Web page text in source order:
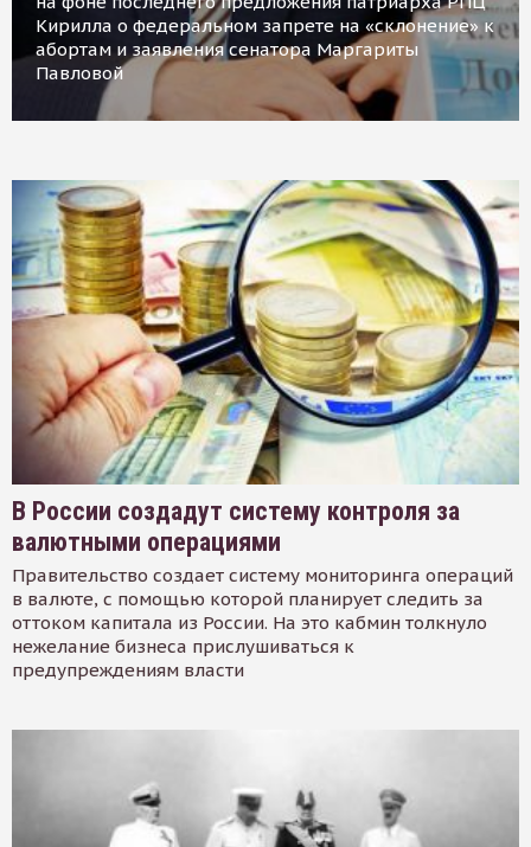
Кирилла о федеральном запрете на «склонение» к
абортам и заявления сенатора Маргариты
Павловой
В России создадут систему контроля за
валютными операциями
Правительство создает систему мониторинга операций
в валюте, с помощью которой планирует следить за
оттоком капитала из России. На это кабмин толкнуло
нежелание бизнеса прислушиваться к
предупреждениям власти